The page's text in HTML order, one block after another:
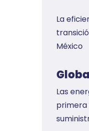
La
México
Las
primera